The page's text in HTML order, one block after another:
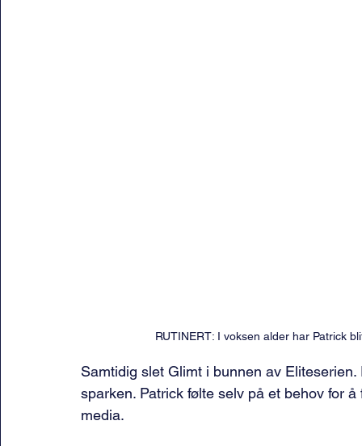
RUTINERT: I voksen alder har Patrick
Samtidig slet Glimt i bunnen av
sparken. Patrick følte selv på et behov for
media.